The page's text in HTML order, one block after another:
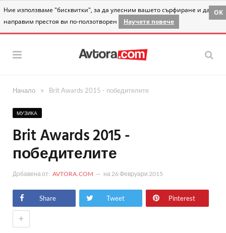
Ние използваме "бисквитки", за да улесним вашето сърфиране и да
направим престоя ви по-ползотворен
Научете повече
OK
Начало » Brit Awards 2015 - победителите
МУЗИКА
Brit Awards 2015 -
победителите
Добавена от: AVTORA.COM на 26 Февруари 2015
Share Tweet Pinterest
+